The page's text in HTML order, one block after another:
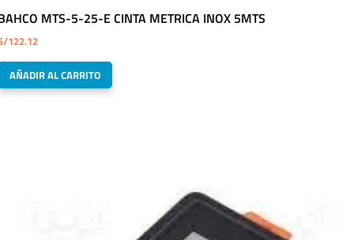
MTS-5-25-E CINTA METRICA INOX 5MTS
122.12
AÑADIR AL CARRITO